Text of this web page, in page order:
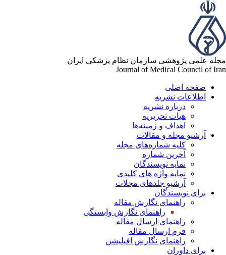
علمی پژوهشی سازمان نظام پزشکی ایران
Journal of Medical Council of
صفحه اصلی
اطلاعات نشریه
درباره نشریه
هیات تحریریه
اهداف و زمینه‌ها
آرشیو مجله و مقالات
کلیه شماره‌های مجله
آخرین شماره
نمایه نویسندگان
نمایه واژه های کلیدی
آرشیو جلدهای مجلات
برای نویسندگان
راهنمای نگارش مقاله
راهنمای نگارش وابستگی
راهنمای ارسال مقاله
فرم ارسال مقاله
راهنمای نگارش افیلیشن
برای داوران